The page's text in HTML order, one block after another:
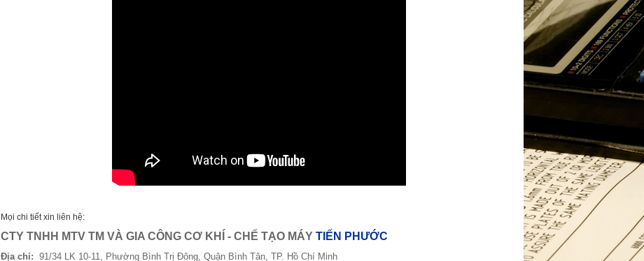
Mọi chi tiết xin liên hệ:
CTY TNHH MTV TM VÀ GIA CÔNG CƠ KHÍ - CHẾ TẠO MÁY TIẾN PHƯỚC
Địa chỉ: 91/34 LK 10-11, Phường Bình Trị Đông, Quận Bình Tân, TP. Hồ Chí Minh